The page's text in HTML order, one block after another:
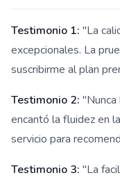
Testimonio 1: "La
excepcionales. La
suscribirme al plan
Testimonio 2:
encantó la fluidez en
servicio para
Testimonio 3: "La